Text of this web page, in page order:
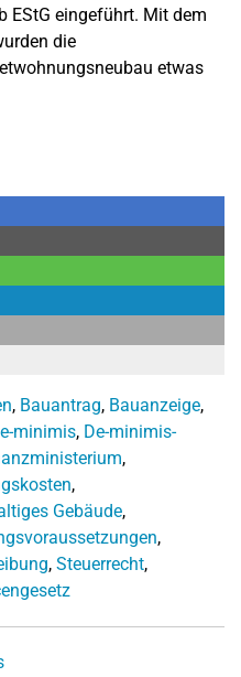
EStG eingeführt. Mit dem
die
etwas
, Bauantrag, Bauanzeige,
minimis, De-minimis-
,
,
Gebäude,
,
, Steuerrecht,